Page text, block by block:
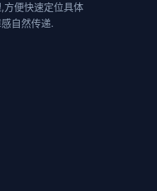
方便快速定位具体
自然传递.